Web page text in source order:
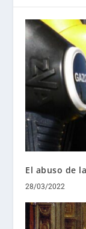
El abuso de
28/03/2022